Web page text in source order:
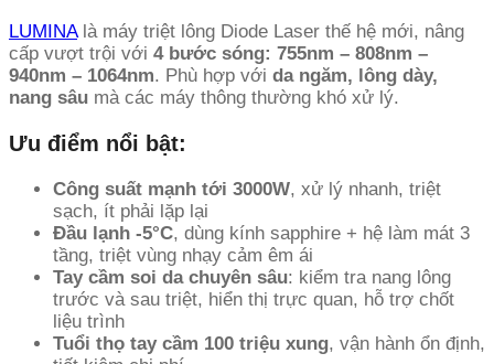
LUMINAlà máy triệt lông Diode Laser thế hệ mới, nâng
cấp vượt trội với 4 bước sóng: 755nm – 808nm –
940nm – 1064nm. Phù hợp với da ngăm, lông dày,
nang sâu mà các máy thông thường khó xử lý.
Ưu điểm nổi bật:
Công suất mạnh tới 3000W, xử lý nhanh, triệt
sạch, ít phải lặp lại
Đầu lạnh -5°C, dùng kính sapphire + hệ làm mát 3
tầng, triệt vùng nhạy cảm êm ái
Tay cầm soi da chuyên sâu: kiểm tra nang lông
trước và sau triệt, hiển thị trực quan, hỗ trợ chốt
liệu trình
Tuổi thọ tay cầm 100 triệu xung, vận hành ổn định,